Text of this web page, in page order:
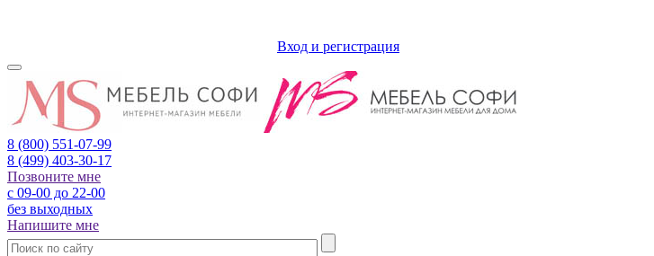
Вход и регистрация
8 (800) 551-07-99
8 (499) 403-30-17
Позвоните мне
с 09-00 до 22-00
без выходных
Напишите мне